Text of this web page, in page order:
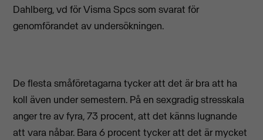
Dahlberg, vd för Visma Spcs som svarat för
genomförandet av undersökningen.
De flesta småföretagarna tycker att det är bra att ha
koll även under semestern. På en sexgradig stresskala
anger tre av fyra, 73 procent, att det känns lugnande
att vara nåbar. Bara 6 procent tycker att det är mycket